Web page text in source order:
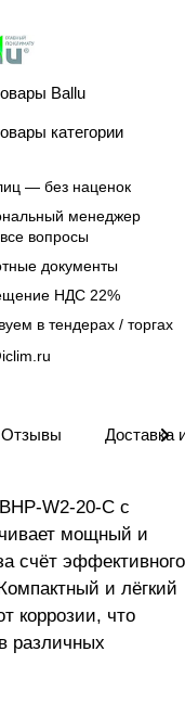
Ballu
категории
— без наценок
менеджер
вопросы
документы
НДС 22%
в тендерах / торгах
Отзывы Доставка
W2-20-С с
мощный и
счёт эффективного
и лёгкий
коррозии, что
различных